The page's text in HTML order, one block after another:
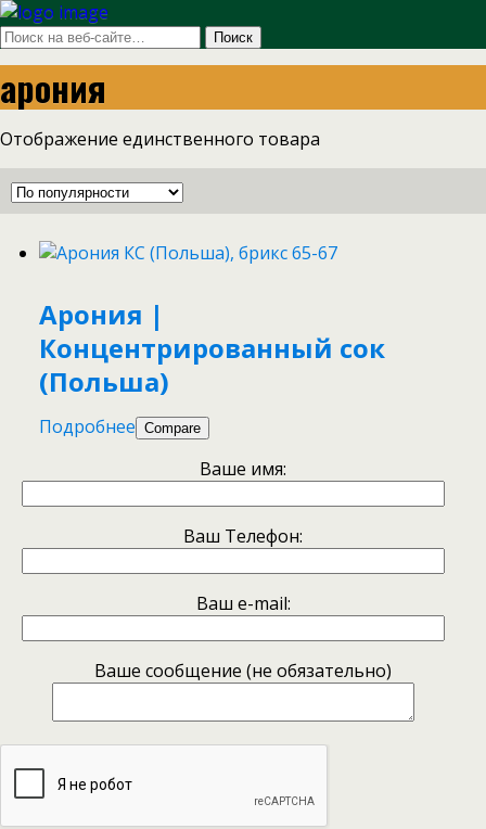
арония
Отображение единственного товара
Арония |
Концентрированный сок
(Польша)
Подробнее Compare
Ваше имя:
Ваш Телефон:
Ваш e-mail:
Ваше сообщение (не обязательно)